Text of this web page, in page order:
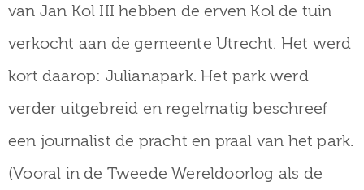
Collectie
van Jan Kol III hebben de erven Kol de tuin
verkocht aan de gemeente Utrecht. Het werd
kort daarop: Julianapark. Het park werd
verder uitgebreid en regelmatig beschreef
een journalist de pracht en praal van het park.
(Vooral in de Tweede Wereldoorlog als de